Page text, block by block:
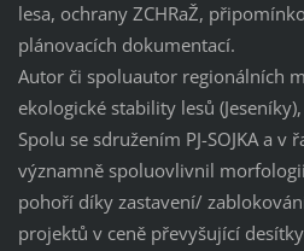
lesa, ochrany ZCHRaŽ,
plánovacích dokumentací.
Autor či spoluautor regionálních
ekologické stability lesů
Spolu se sdružením PJ-SOJKA a v
významně spoluovlivnil
pohoří díky zastavení/
projektů v ceně převyšující